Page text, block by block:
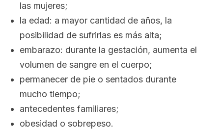
las mujeres;
la edad: a mayor cantidad de años, la
posibilidad de sufrirlas es más alta;
embarazo: durante la gestación, aumenta el
volumen de sangre en el cuerpo;
permanecer de pie o sentados durante
mucho tiempo;
antecedentes familiares;
obesidad o sobrepeso.